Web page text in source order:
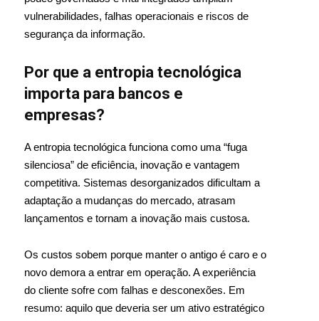
vulnerabilidades, falhas operacionais e riscos de
segurança da informação.
Por que a entropia tecnológica
importa para bancos e
empresas?
A entropia tecnológica funciona como uma “fuga
silenciosa” de eficiência, inovação e vantagem
competitiva. Sistemas desorganizados dificultam a
adaptação a mudanças do mercado, atrasam
lançamentos e tornam a inovação mais custosa.
Os custos sobem porque manter o antigo é caro e o
novo demora a entrar em operação. A experiência
do cliente sofre com falhas e desconexões. Em
resumo: aquilo que deveria ser um ativo estratégico